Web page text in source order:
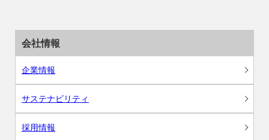
会社情報
企業情報
サステナビリティ
採用情報